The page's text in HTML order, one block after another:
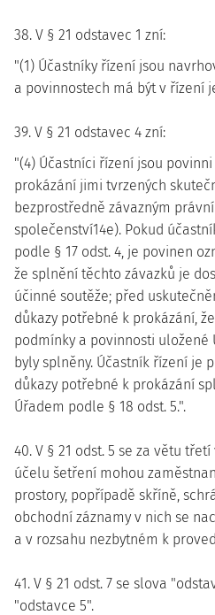
38. V § 21 odstavec 1 zní:
"(1) Účastníky řízení jsou
a povinnostech má být v řízení
39. V § 21 odstavec 4 zní:
"(4) Účastníci řízení jsou
prokázání jimi tvrzených
bezprostředně závazným
společenství14e). Pokud
podle § 17 odst. 4, je povinen
že splnění těchto závazků je
účinné soutěže; před
důkazy potřebné k prokázání,
podmínky a povinnosti uložené
byly splněny. Účastník řízení je
důkazy potřebné k prokázání
Úřadem podle § 18 odst. 5.".
40. V § 21 odst. 5 se za větu
účelu šetření mohou
prostory, popřípadě skříně,
obchodní záznamy v nich se
a v rozsahu nezbytném k
41. V § 21 odst. 7 se slova
"odstavce 5".